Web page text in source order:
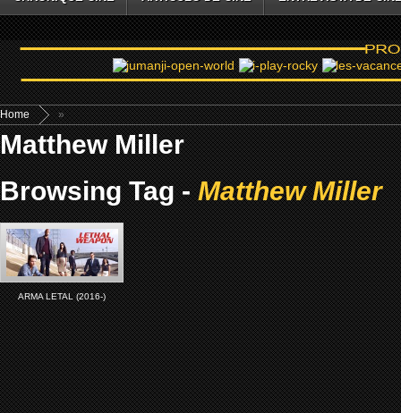
Home »
Matthew Miller
Browsing Tag -Matthew Miller
ARMA LETAL (2016-)